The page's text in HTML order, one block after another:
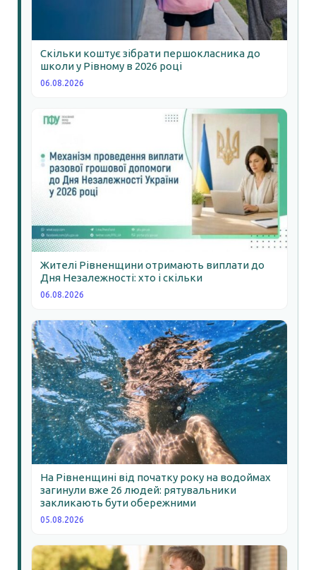
Скільки коштує зібрати першокласника до
школи у Рівному в 2026 році
06.08.2026
Жителі Рівненщини отримають виплати до
Дня Незалежності: хто і скільки
06.08.2026
На Рівненщині від початку року на водоймах
загинули вже 26 людей: рятувальники
закликають бути обережними
05.08.2026